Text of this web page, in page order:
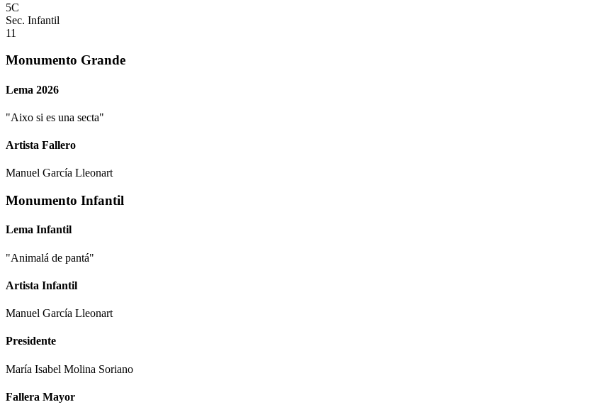
5C
Sec. Infantil
11
Monumento Grande
Lema 2026
"Aixo si es una secta"
Artista Fallero
Manuel García Lleonart
Monumento Infantil
Lema Infantil
"Animalá de pantá"
Artista Infantil
Manuel García Lleonart
Presidente
María Isabel Molina Soriano
Fallera Mayor